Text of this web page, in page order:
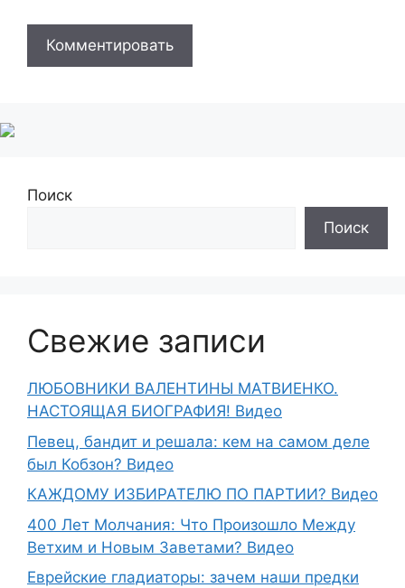
Поиск
Поиск
Свежие записи
ЛЮБОВНИКИ ВАЛЕНТИНЫ МАТВИЕНКО.
НАСТОЯЩАЯ БИОГРАФИЯ! Видео
Певец, бандит и решала: кем на самом деле
был Кобзон? Видео
КАЖДОМУ ИЗБИРАТЕЛЮ ПО ПАРТИИ? Видео
400 Лет Молчания: Что Произошло Между
Ветхим и Новым Заветами? Видео
Еврейские гладиаторы: зачем наши предки